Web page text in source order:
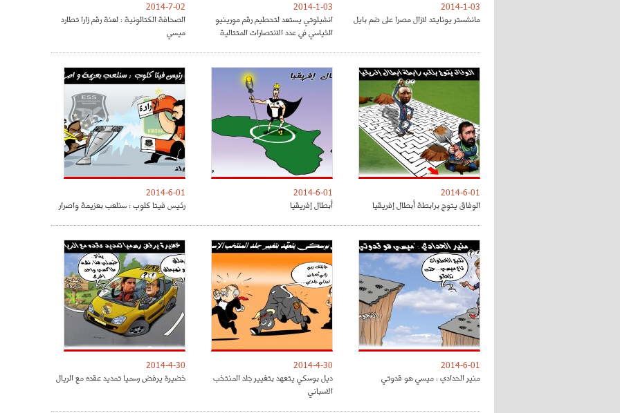
2014-1-03
مانشستر يونايتد لازال مصرا على ضم بايل
2014-1-03
انشيلوتي يستعد لتحطيم رقم مورينيو
الثياسي في عدد الانتصارات المتتالية
2014-7-02
الصحافة الكتالونية : لعنة رقم زارا تطارد
ميسي
2014-6-01
الوفاق يتوج برابطة أبطال إفريقيا
2014-6-01
أبطال إفريقيا
2014-6-01
رئيس فيتا كلوب : سنلعب بعزيمة واصرار
2014-6-01
منير الحدادي : ميسي هو قدوتي
2014-4-30
ديل بوسكي يتعهد بتغيير جلد المنتخب
الاسباني
2014-4-30
خضيرة يرفض رسميا تمديد عقده مع الريال